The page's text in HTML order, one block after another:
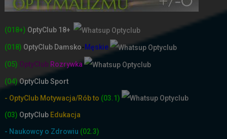
(018+) OptyClub 18+
(018) OptyClub Damsko-Męskie
(05) OptyClub Rozrywka
(04) OptyClub Sport
- OptyClub Motywacja/Rób to (03.1)
(03) OptyClub Edukacja
- Naukowcy o Zdrowiu (02.3)